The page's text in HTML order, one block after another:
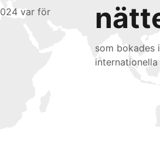
var för
som bokades
internationella